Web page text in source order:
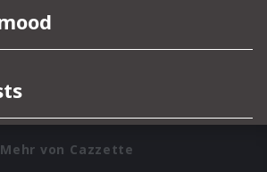
Mehr von Cazzette